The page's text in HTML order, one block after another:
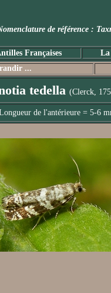
de référence
Françaises La
...
tedella (Clerck,
de l'antérieure = 5-6